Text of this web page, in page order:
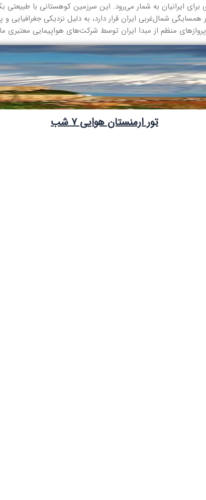
ایرانیان به شمار می‌رود. این سرزمین کوهستانی با طبیعتی
شمال‌غربی ایران قرار دارد، به دلیل نزدیکی
منظم از مبدا ایران توسط شرکت‌های هواپیمایی معتبری
تور ارمنستان هوایی ۷ شب